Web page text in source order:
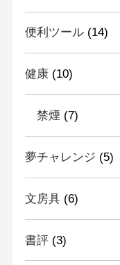
便利ツール(14)
健康(10)
禁煙 (7)
夢チャレンジ (5)
文房具(6)
書評(3)